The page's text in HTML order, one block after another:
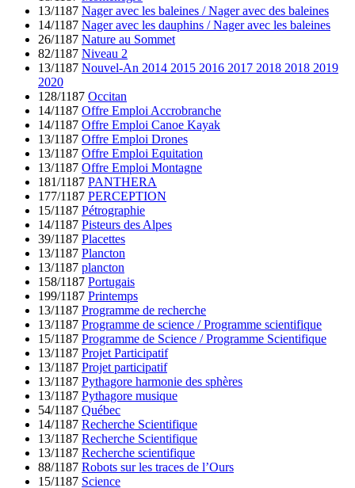
13/1187 Nager avec les baleines / Nager avec des baleines
14/1187 Nager avec les dauphins / Nager avec les baleines
26/1187 Nature au Sommet
82/1187 Niveau 2
13/1187 Nouvel-An 2014 2015 2016 2017 2018 2018 2019
2020
128/1187 Occitan
14/1187 Offre Emploi Accrobranche
14/1187 Offre Emploi Canoe Kayak
13/1187 Offre Emploi Drones
13/1187 Offre Emploi Equitation
13/1187 Offre Emploi Montagne
181/1187 PANTHERA
177/1187 PERCEPTION
15/1187 Pétrographie
14/1187 Pisteurs des Alpes
39/1187 Placettes
13/1187 Plancton
13/1187 plancton
158/1187 Portugais
199/1187 Printemps
13/1187 Programme de recherche
13/1187 Programme de science / Programme scientifique
15/1187 Programme de Science / Programme Scientifique
13/1187 Projet Participatif
13/1187 Projet participatif
13/1187 Pythagore harmonie des sphères
13/1187 Pythagore musique
54/1187 Québec
14/1187 Recherche Scientifique
13/1187 Recherche Scientifique
13/1187 Recherche scientifique
88/1187 Robots sur les traces de l’Ours
15/1187 Science